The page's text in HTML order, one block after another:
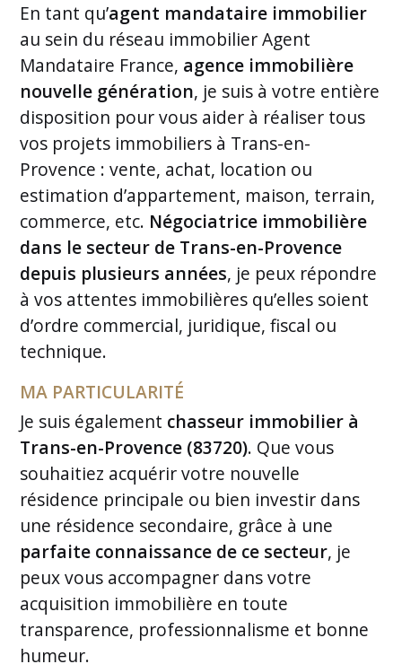
En tant qu’agent mandataire immobilier
au sein du réseau immobilier Agent
Mandataire France, agence immobilière
nouvelle génération, je suis à votre entière
disposition pour vous aider à réaliser tous
vos projets immobiliers à Trans-en-
Provence : vente, achat, location ou
estimation d’appartement, maison, terrain,
commerce, etc. Négociatrice immobilière
dans le secteur de Trans-en-Provence
depuis plusieurs années, je peux répondre
à vos attentes immobilières qu’elles soient
d’ordre commercial, juridique, fiscal ou
technique.
MA PARTICULARITÉ
Je suis également chasseur immobilier à
Trans-en-Provence (83720). Que vous
souhaitiez acquérir votre nouvelle
résidence principale ou bien investir dans
une résidence secondaire, grâce à une
parfaite connaissance de ce secteur, je
peux vous accompagner dans votre
acquisition immobilière en toute
transparence, professionnalisme et bonne
humeur.